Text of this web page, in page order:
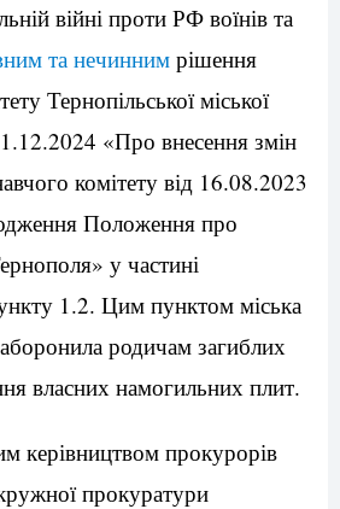
війні проти РФ воїнів та
та нечинним рішення
Тернопільської міської
«Про внесення змін
комітету від 16.08.2023
Положення про
у частині
1.2. Цим пунктом міська
родичам загиблих
власних намогильних плит.
керівництвом прокурорів
прокуратури